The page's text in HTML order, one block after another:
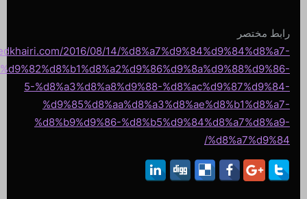
رابط مختصر
2016/08/14/%d8%a7%d9%84%d9%84%d8%a7-
%d9%82%d8%b1%d8%a2%d9%86%d9%8a%d9%88%d9%86-
5-%d8%a3%d8%a8%d9%88-%d8%ac%d9%87%d9%84-
%d9%85%d8%aa%d8%a3%d8%ae%d8%b1%d8%a7-
%d8%b9%d9%86-%d8%b5%d9%84%d8%a7%d8%a9-
%d8%a7%d9%84/